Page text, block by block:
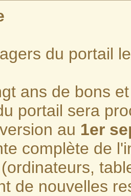
du portail
ans de bons
portail sera
au 1er
complète de
de nouvelles